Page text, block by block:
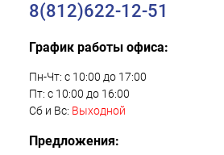
8(812)622-12-51
График работы офиса:
Пн-Чт: с 10:00 до 17:00
Пт: с 10:00 до 16:00
Сб и Вс: Выходной
Предложения: